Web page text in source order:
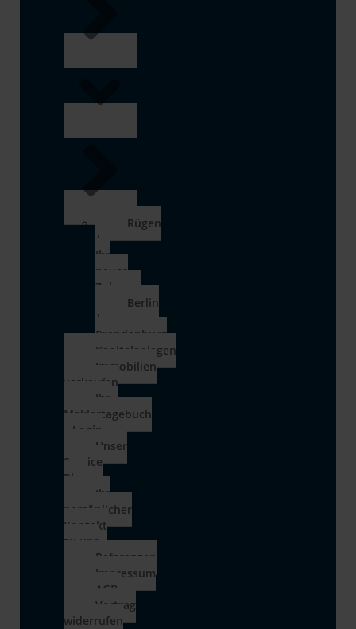
Rügen
|
Ihr
neues
Zuhause
Berlin
|
Brandenburg
Kapitalanlagen
Immobilien
verkaufen
Ihr
Maklertagebuch
– Login
Unser
Service
Plus
Ihr
persönlicher
Kontakt
zu uns
Referenzen
Impressum
AGB
Vertrag
widerrufen